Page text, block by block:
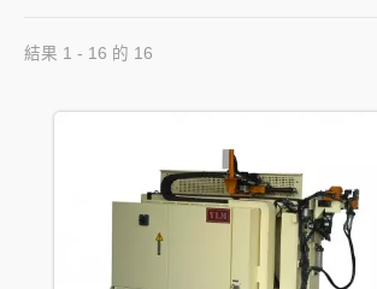
結果 1 - 16 的 16